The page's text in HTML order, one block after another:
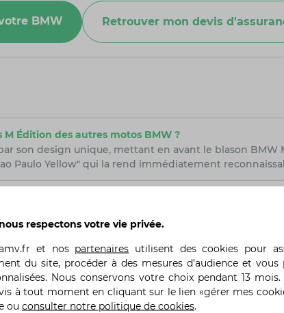
BMW Retrouver mon devis
M Édition des autres motos BMW ?
son design unique, mettant en avant le blason
Paulo Yellow" qui la rend immédiatement
M Èdition ne reprend-elle pas les couleurs
sportif de BMW, telles que le bleu, le blanc
sur le coupé M4 Compétition, pour un look distinctif
50 Years M Édition si spéciale en termes de
pack M Compétition, comprenant des pièces haut de
bras oscillant allégé et un pack carbone, ainsi qu'une
garantissant des performances de pointe sur la
respectons votre vie privée.
et nos partenaires utilisent des cookies pour
du site, procéder à des mesures d’audience et vous
Nous conservons votre choix pendant 13 mois.
à tout moment en cliquant sur le lien «gérer mes
ou consulter notre politique de cookies.